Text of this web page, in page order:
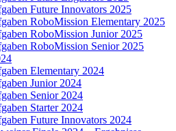
Future Innovators 2025
RoboMission Elementary 2025
RoboMission Junior 2025
RoboMission Senior 2025
Elementary 2024
Junior 2024
Senior 2024
Starter 2024
Future Innovators 2024